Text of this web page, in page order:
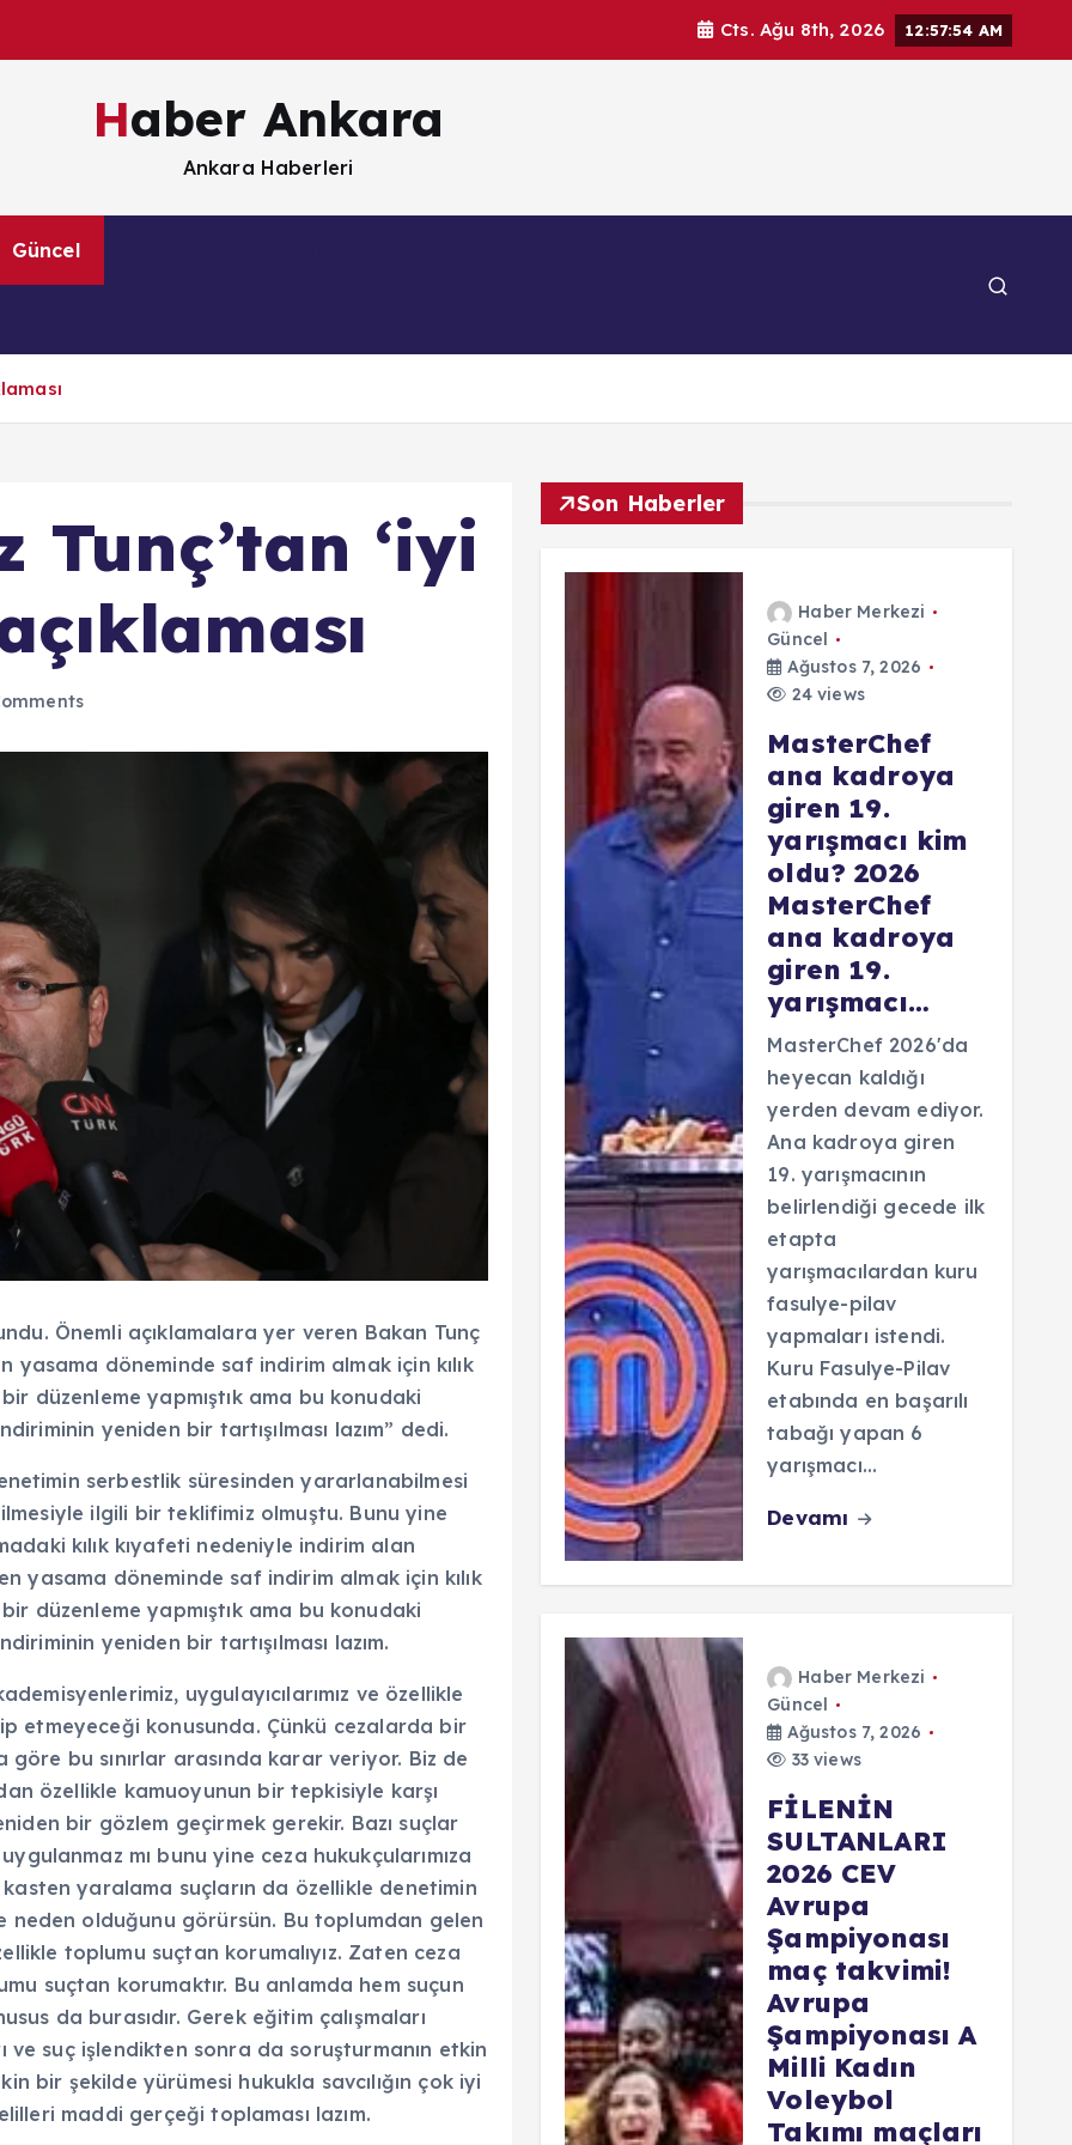
Cts. Ağu 8th, 2026 12:57:56 AM
Haber Ankara
Ankara Haberleri
Güncel
Tunç’tan ‘iyi
Önemli açıklamalara yer veren Bakan Tunç
yasama döneminde saf indirim almak için kılık
düzenleme yapmıştık ama bu konudaki
yeniden bir tartışılması lazım” dedi.
serbestlik süresinden yararlanabilmesi
ilgili bir teklifimiz olmuştu. Bunu yine
kılık kıyafeti nedeniyle indirim alan
yasama döneminde saf indirim almak için kılık
düzenleme yapmıştık ama bu konudaki
yeniden bir tartışılması lazım.
uygulayıcılarımız ve özellikle
etmeyeceği konusunda. Çünkü cezalarda bir
göre bu sınırlar arasında karar veriyor. Biz de
özellikle kamuoyunun bir tepkisiyle karşı
bir gözlem geçirmek gerekir. Bazı suçlar
mı bunu yine ceza hukukçularımıza
yaralama suçların da özellikle denetimin
neden olduğunu görürsün. Bu toplumdan gelen
toplumu suçtan korumalıyız. Zaten ceza
suçtan korumaktır. Bu anlamda hem suçun
da burasıdır. Gerek eğitim çalışmaları
suç işlendikten sonra da soruşturmanın etkin
bir şekilde yürümesi hukukla savcılığın çok iyi
maddi gerçeği toplaması lazım.
Son Haberler
Haber Merkezi
Güncel
Ağustos 7, 2026
24 views
MasterChef
ana kadroya
giren 19.
yarışmacı kim
oldu? 2026
MasterChef
ana kadroya
giren 19.
yarışmacı…
MasterChef 2026'da
heyecan kaldığı
yerden devam ediyor.
Ana kadroya giren
19. yarışmacının
belirlendiği gecede ilk
etapta
yarışmacılardan kuru
fasulye-pilav
yapmaları istendi.
Kuru Fasulye-Pilav
etabında en başarılı
tabağı yapan 6
yarışmacı…
Devamı
Haber Merkezi
Güncel
Ağustos 7, 2026
33 views
FİLENİN
SULTANLARI
2026 CEV
Avrupa
Şampiyonası
maç takvimi!
Avrupa
Şampiyonası A
Milli Kadın
Voleybol
Takımı maçları